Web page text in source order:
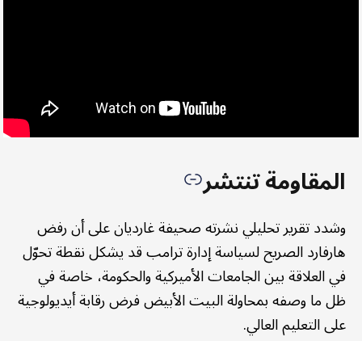
المقاومة تنتشر
وشدد تقرير تحليلي نشرته صحيفة غارديان على أن رفض
هارفارد الصريح لسياسة إدارة ترامب قد يشكل نقطة تحوّل
في العلاقة بين الجامعات الأميركية والحكومة، خاصة في
ظل ما وصفه بمحاولة البيت الأبيض فرض رقابة أيديولوجية
على التعليم العالي.